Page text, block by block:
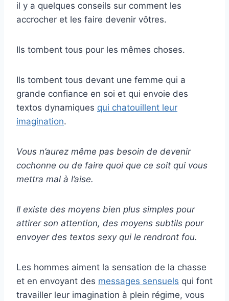
il y a quelques conseils sur comment les
accrocher et les faire devenir vôtres.
Ils tombent tous pour les mêmes choses.
Ils tombent tous devant une femme qui a
grande confiance en soi et qui envoie des
textos dynamiques qui chatouillent leur
imagination.
Vous n’aurez même pas besoin de devenir
cochonne ou de faire quoi que ce soit qui vous
mettra mal à l’aise.
Il existe des moyens bien plus simples pour
attirer son attention, des moyens subtils pour
envoyer des textos sexy qui le rendront fou.
Les hommes aiment la sensation de la chasse
et en envoyant des messages sensuels qui font
travailler leur imagination à plein régime, vous